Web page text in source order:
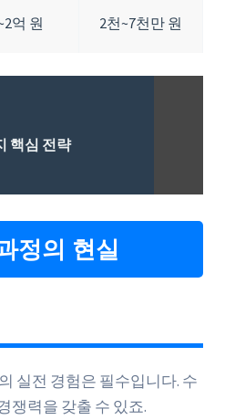
억 원 2천~7천만 원
핵심 전략
정의 현실
실전 경험은 필수입니다. 수
쟁력을 갖출 수 있죠.